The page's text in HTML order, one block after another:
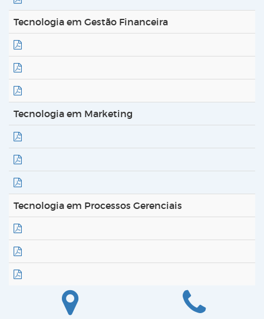
Tecnologia em Gestão Financeira
Tecnologia em Marketing
Tecnologia em Processos Gerenciais